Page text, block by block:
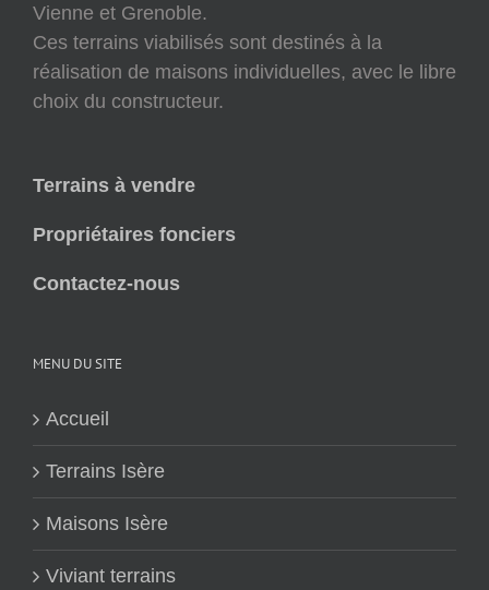
Vienne et Grenoble.
Ces terrains viabilisés sont destinés à la
réalisation de maisons individuelles, avec le libre
choix du constructeur.
Terrains à vendre
Propriétaires fonciers
Contactez-nous
MENU DU SITE
Accueil
Terrains Isère
Maisons Isère
Viviant terrains